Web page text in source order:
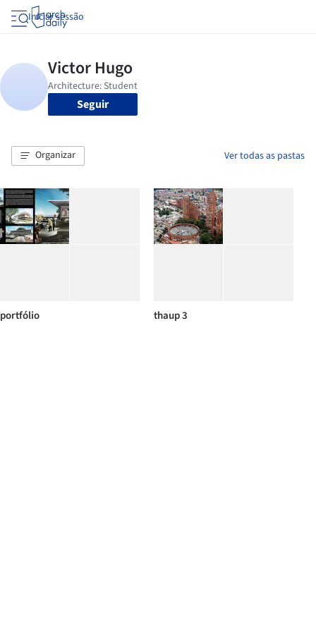
Iniciar sessão
Seguir
Organizar Ver todas as pastas
portfólio thaup 3